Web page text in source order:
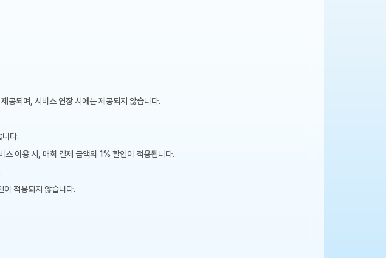
공되며, 서비스 연장 시에는 제공되지 않습니다.
다.
스 이용 시, 매회 결제 금액의 1% 할인이 적용됩니다.
이 적용되지 않습니다.